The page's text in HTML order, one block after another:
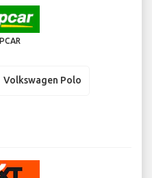
Volkswagen Polo